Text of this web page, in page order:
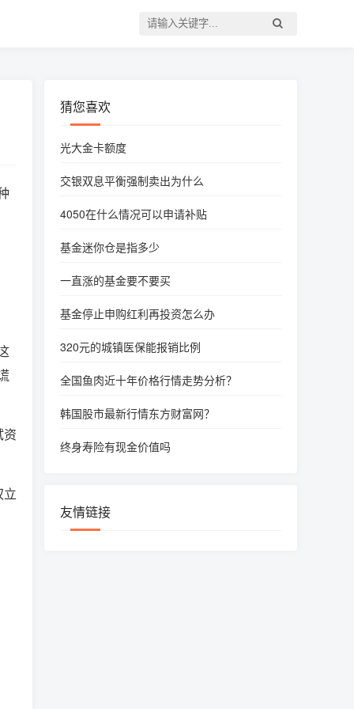
立
猜您喜欢
光大金卡额度
交银双息平衡强制卖出为什么
4050在什么情况可以申请补贴
基金迷你仓是指多少
一直涨的基金要不要买
基金停止申购红利再投资怎么办
320元的城镇医保能报销比例
全国鱼肉近十年价格行情走势分析？
韩国股市最新行情东方财富网？
终身寿险有现金价值吗
友情链接